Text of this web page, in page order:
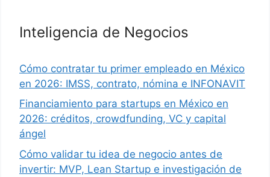
Inteligencia de Negocios
Cómo contratar tu primer empleado en México
en 2026: IMSS, contrato, nómina e INFONAVIT
Financiamiento para startups en México en
2026: créditos, crowdfunding, VC y capital
ángel
Cómo validar tu idea de negocio antes de
invertir: MVP, Lean Startup e investigación de